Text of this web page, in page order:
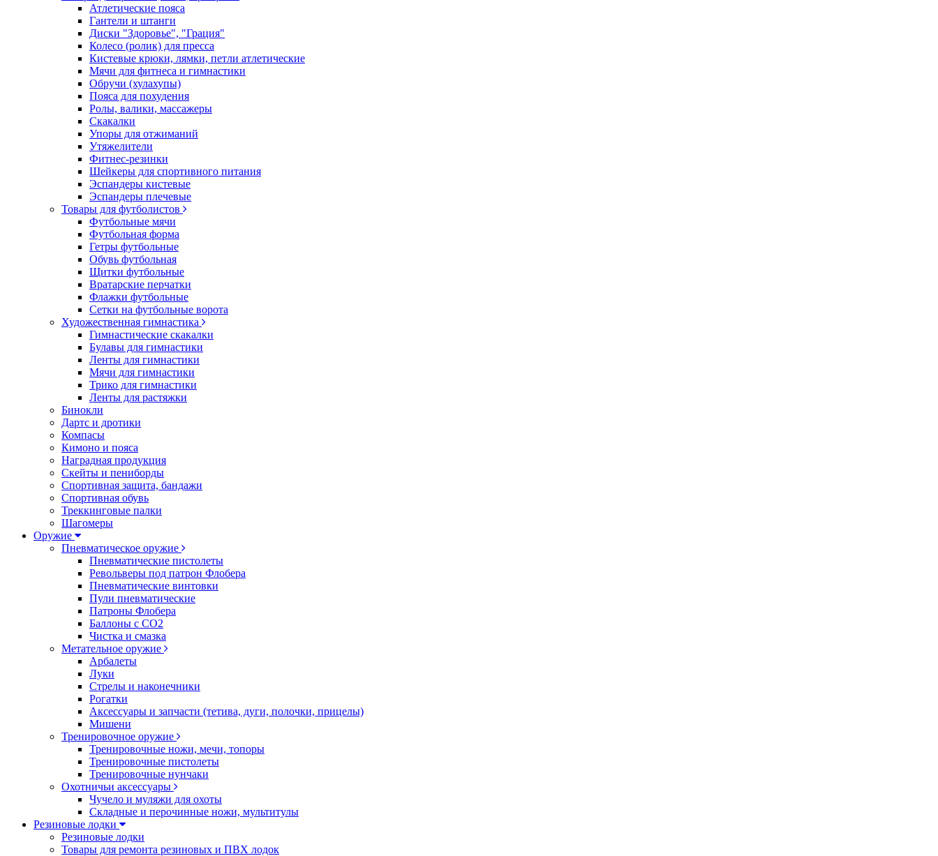
Атлетические пояса
Гантели и штанги
Диски "Здоровье", "Грация"
Колесо (ролик) для пресса
Кистевые крюки, лямки, петли атлетические
Мячи для фитнеса и гимнастики
Обручи (хулахупы)
Пояса для похудения
Ролы, валики, массажеры
Скакалки
Упоры для отжиманий
Утяжелители
Фитнес-резинки
Шейкеры для спортивного питания
Эспандеры кистевые
Эспандеры плечевые
Товары для футболистов
Футбольные мячи
Футбольная форма
Гетры футбольные
Обувь футбольная
Щитки футбольные
Вратарские перчатки
Флажки футбольные
Сетки на футбольные ворота
Художественная гимнастика
Гимнастические скакалки
Булавы для гимнастики
Ленты для гимнастики
Мячи для гимнастики
Трико для гимнастики
Ленты для растяжки
Бинокли
Дартс и дротики
Компасы
Кимоно и пояса
Наградная продукция
Скейты и пениборды
Спортивная защита, бандажи
Спортивная обувь
Треккинговые палки
Шагомеры
Оружие
Пневматическое оружие
Пневматические пистолеты
Револьверы под патрон Флобера
Пневматические винтовки
Пули пневматические
Патроны Флобера
Баллоны с CO2
Чистка и смазка
Метательное оружие
Арбалеты
Луки
Стрелы и наконечники
Рогатки
Аксессуары и запчасти (тетива, дуги, полочки, прицелы)
Мишени
Тренировочное оружие
Тренировочные ножи, мечи, топоры
Тренировочные пистолеты
Тренировочные нунчаки
Охотничьи аксессуары
Чучело и муляжи для охоты
Складные и перочинные ножи, мультитулы
Резиновые лодки
Резиновые лодки
Товары для ремонта резиновых и ПВХ лодок